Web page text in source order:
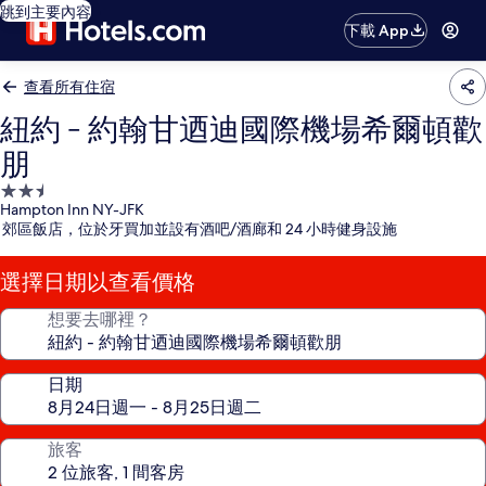
跳到主要內容
下載 App
查看所有住宿
紐約 - 約翰甘迺迪國際機場希爾頓歡
朋
2.5
星
級
住
宿
Hampton Inn NY-JFK
郊區飯店，位於牙買加並設有酒吧/酒廊和 24 小時健身設施
選擇日期以查看價格
想要去哪裡？
日期
旅客